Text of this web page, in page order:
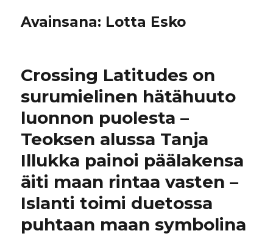
Avainsana: Lotta Esko
Crossing Latitudes on
surumielinen hätähuuto
luonnon puolesta –
Teoksen alussa Tanja
Illukka painoi päälakensa
äiti maan rintaa vasten –
Islanti toimi duetossa
puhtaan maan symbolina